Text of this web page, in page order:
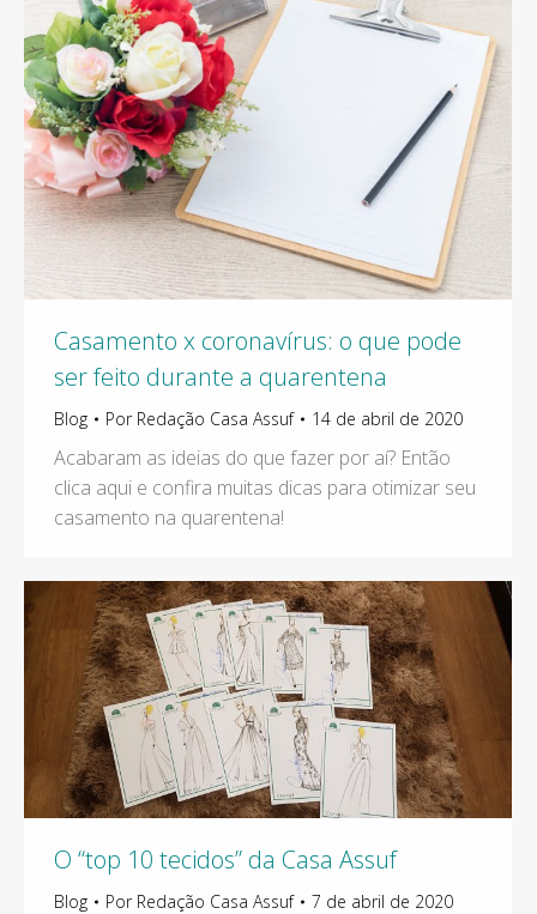
Casamento x coronavírus: o que pode
ser feito durante a quarentena
Blog Por Redação Casa Assuf 14 de abril de 2020
Acabaram as ideias do que fazer por aí? Então
clica aqui e confira muitas dicas para otimizar seu
casamento na quarentena!
O “top 10 tecidos” da Casa Assuf
Blog Por Redação Casa Assuf 7 de abril de 2020